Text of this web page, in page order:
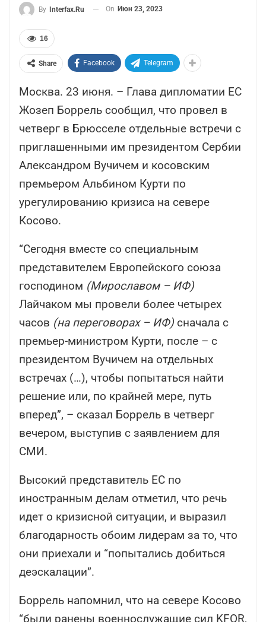
By Interfax.ru On Июн 23, 2023
16
Share Facebook Telegram
Москва. 23 июня. – Глава дипломатии ЕС
Жозеп Боррель сообщил, что провел в
четверг в Брюсселе отдельные встречи с
приглашенными им президентом Сербии
Александром Вучичем и косовским
премьером Альбином Курти по
урегулированию кризиса на севере
Косово.
“Сегодня вместе со специальным
представителем Европейского союза
господином (Мирославом – ИФ)
Лайчаком мы провели более четырех
часов (на переговорах – ИФ) сначала с
премьер-министром Курти, после – с
президентом Вучичем на отдельных
встречах (…), чтобы попытаться найти
решение или, по крайней мере, путь
вперед”, – сказал Боррель в четверг
вечером, выступив с заявлением для
СМИ.
Высокий представитель ЕС по
иностранным делам отметил, что речь
идет о кризисной ситуации, и выразил
благодарность обоим лидерам за то, что
они приехали и “попытались добиться
деэскалации”.
Боррель напомнил, что на севере Косово
“были ранены военнослужащие сил KFOR,